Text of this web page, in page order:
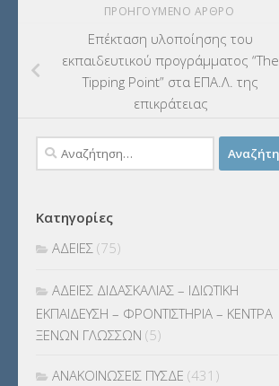
ΠΡΟΗΓΟΎΜΕΝΟ ΆΡΘΡΟ
Επέκταση υλοποίησης του
εκπαιδευτικού προγράμματος “The
Tipping Point” στα ΕΠΑ.Λ. της
επικράτειας
Αναζήτηση
για:
Κατηγορίες
ΑΔΕΙΕΣ (75)
ΑΔΕΙΕΣ ΔΙΔΑΣΚΑΛΙΑΣ – ΙΔΙΩΤΙΚΗ
ΕΚΠΑΙΔΕΥΣΗ – ΦΡΟΝΤΙΣΤΗΡΙΑ – ΚΕΝΤΡΑ
ΞΕΝΩΝ ΓΛΩΣΣΩΝ (5)
ΑΝΑΚΟΙΝΩΣΕΙΣ ΠΥΣΔΕ (431)